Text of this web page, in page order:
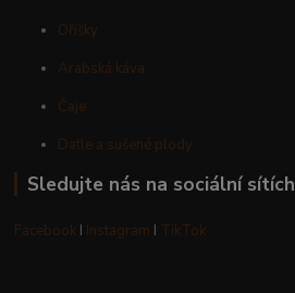
Oříšky
Arabská káva
Čaje
Datle a sušené plody
Sledujte nás na sociální sítích
Facebook I Instagram I TikTok